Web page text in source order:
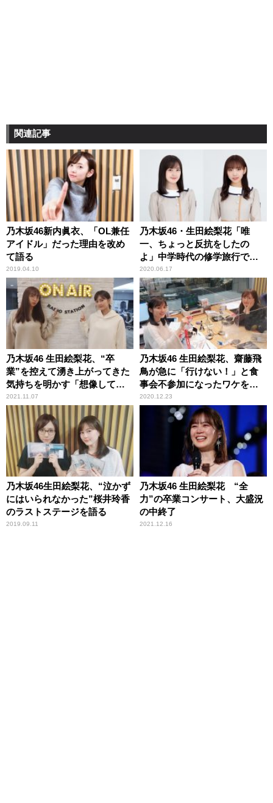
関連記事
乃木坂46新内眞衣、「OL兼任
アイドル」だった理由を改め
て語る
2019.04.10
乃木坂46・生田絵梨花「唯
一、ちょっと反抗をしたの
よ」中学時代の修学旅行で
の“サボり”を告白
2020.06.17
乃木坂46 生田絵梨花、“卒
業”を控えて湧き上がってきた
気持ちを明かす「想像してい
たのと結構違うなって……」
2021.11.07
乃木坂46 生田絵梨花、齋藤飛
鳥が急に「行けない！」と食
事会不参加になったワケを推
測「調べたんじゃないか
2020.12.23
乃木坂46生田絵梨花、“泣かず
にはいられなかった”桜井玲香
のラストステージを語る
2019.09.11
乃木坂46 生田絵梨花 “全
力”の卒業コンサート、大盛況
の中終了
2021.12.16